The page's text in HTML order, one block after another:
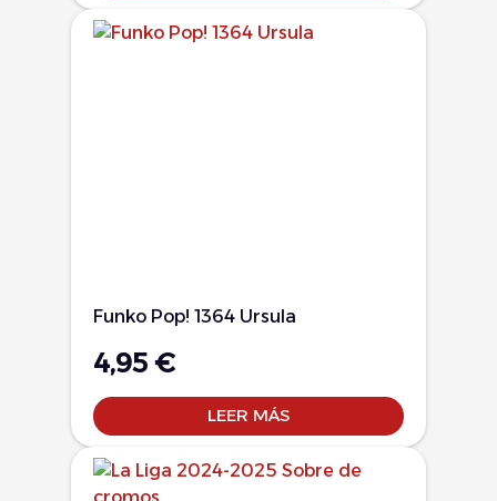
Funko Pop! 1364 Ursula
4,95 €
LEER MÁS